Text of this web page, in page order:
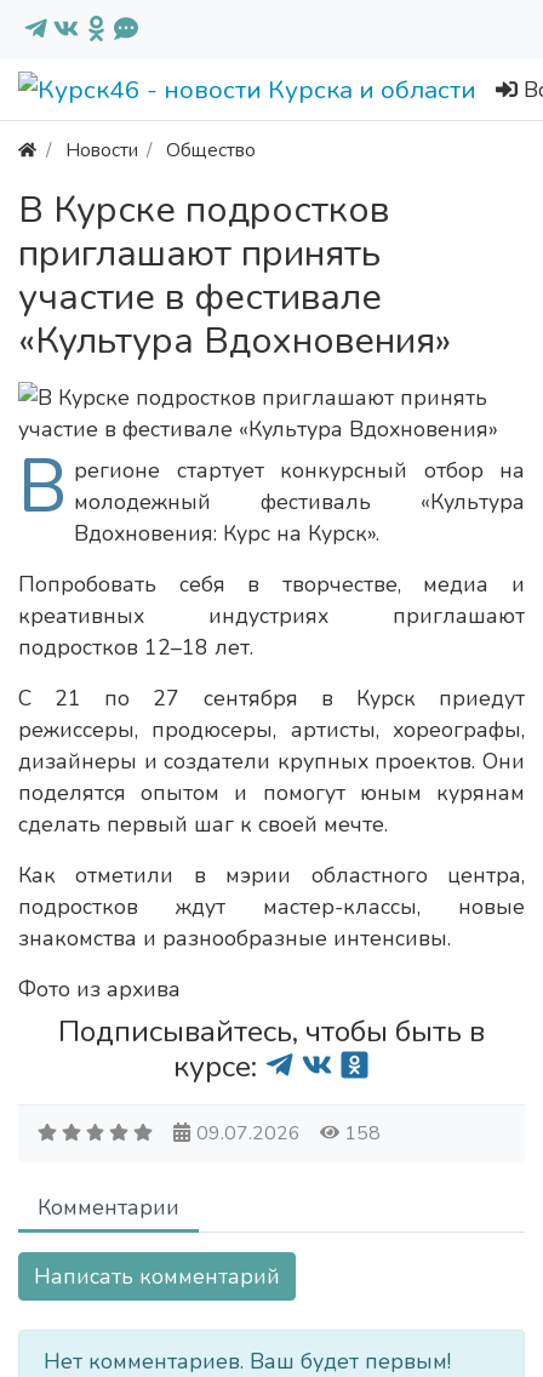
Новости Общество
В Курске подростков
приглашают принять
участие в фестивале
«Культура Вдохновения»
В регионе стартует конкурсный отбор на
молодежный фестиваль «Культура
Вдохновения: Курс на Курск».
Попробовать себя в творчестве, медиа и
креативных индустриях приглашают
подростков 12–18 лет.
С 21 по 27 сентября в Курск приедут
режиссеры, продюсеры, артисты, хореографы,
дизайнеры и создатели крупных проектов. Они
поделятся опытом и помогут юным курянам
сделать первый шаг к своей мечте.
Как отметили в мэрии областного центра,
подростков ждут мастер-классы, новые
знакомства и разнообразные интенсивы.
Фото из архива
Подписывайтесь, чтобы быть в
курсе:
09.07.2026 158
Комментарии
Написать комментарий
Нет комментариев. Ваш будет первым!